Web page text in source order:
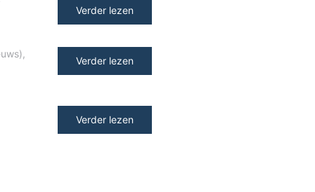
Verder lezen
,
Verder lezen
Verder lezen